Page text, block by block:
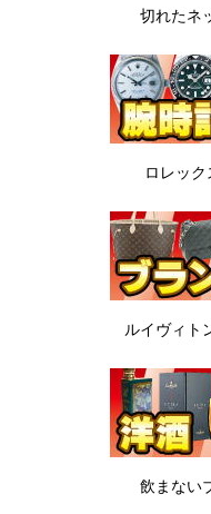
切れたネ
ロレック
ルイヴィト
飲まない